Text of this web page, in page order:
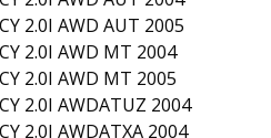
2.0I AWD AUT 2005
2.0I AWD MT 2004
2.0I AWD MT 2005
2.0I AWDATUZ 2004
2.0I AWDATXA 2004